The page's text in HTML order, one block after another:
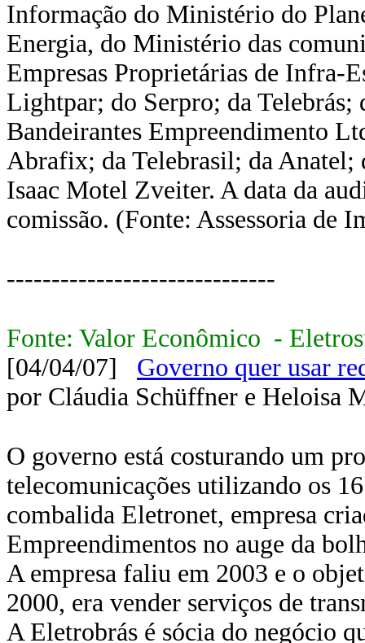
Informação do Ministério do
Energia, do Ministério das
Empresas Proprietárias de Infra-
Lightpar; do Serpro; da Telebrás;
Bandeirantes Empreendimento
Abrafix; da Telebrasil; da Anatel;
Isaac Motel Zveiter. A data da
comissão. (Fonte: Assessoria de
------------------------------
Fonte: Valor Econômico -
[04/04/07] Governo quer usar
por Cláudia Schüffner e Heloisa
O governo está costurando um
telecomunicações utilizando os
combalida Eletronet, empresa
Empreendimentos no auge da
A empresa faliu em 2003 e o
2000, era vender serviços de
A Eletrobrás é sócia do negócio